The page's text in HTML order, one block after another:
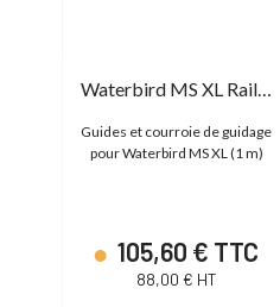
Waterbird MS XL Rails & Timing Belt
Guides et courroie de guidage
pour Waterbird MS XL (1 m)
105,60 € TTC
88,00 € HT